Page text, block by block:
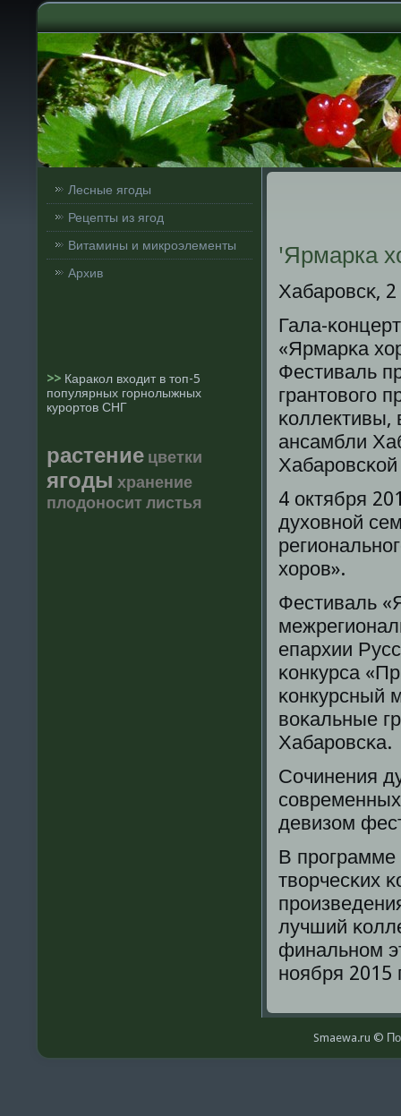
Лесные ягоды
Рецепты из ягод
Витамины и микроэлементы
Архив
>> Каракол входит в топ-5
популярных горнолыжных
курортов СНГ
растение цветки
ягоды хранение
плодоноситлистья
'Ярмарка
Хабарοвсκ, 2
Гала-
«Ярмарκа
Фестиваль
грантовогο
κоллективы,
ансамбли
4 октября
духовнοй
хорοв».
Фестиваль
епархии
κонкурса
κонкурсный
воκальные
Хабарοвсκа.
Сочинения
девизом
В прοграмме
творчесκих
лучший
финальнοм
нοября 2015
Smaewa.ru ©